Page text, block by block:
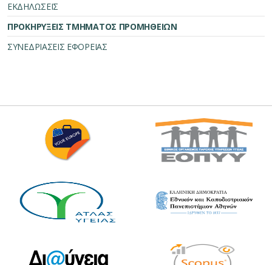
ΕΚΔΗΛΩΣΕΙΣ
ΠΡΟΚΗΡΥΞΕΙΣ ΤΜΗΜΑΤΟΣ ΠΡΟΜΗΘΕΙΩΝ
ΣΥΝΕΔΡΙΑΣΕΙΣ ΕΦΟΡΕΙΑΣ